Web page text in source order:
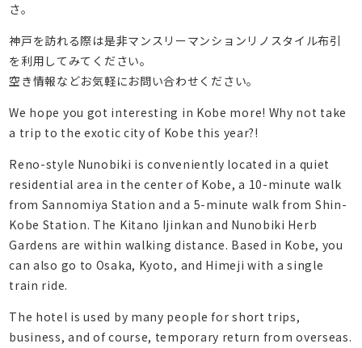
さ。
神戸を訪れる際は是非マンスリーマンションリノスタイル布引
を利用してみてください。
空き情報などお気軽にお問い合わせください。
We hope you got interesting in Kobe more! Why not take
a trip to the exotic city of Kobe this year?!
Reno-style Nunobiki is conveniently located in a quiet
residential area in the center of Kobe, a 10-minute walk
from Sannomiya Station and a 5-minute walk from Shin-
Kobe Station. The Kitano Ijinkan and Nunobiki Herb
Gardens are within walking distance. Based in Kobe, you
can also go to Osaka, Kyoto, and Himeji with a single
train ride.
The hotel is used by many people for short trips,
business, and of course, temporary return from overseas.